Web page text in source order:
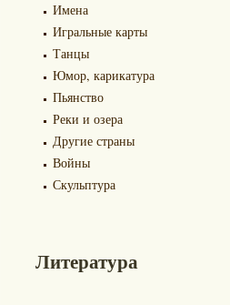
Имена
Игральные карты
Танцы
Юмор, карикатура
Пьянство
Реки и озера
Другие страны
Войны
Скульптура
Литература